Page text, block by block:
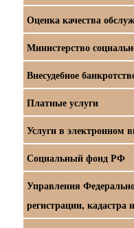
Оценка качества
Министерство
Внесудебное
Платные услуги
Услуги в электронном
Социальный фонд РФ
Управления
регистрации,